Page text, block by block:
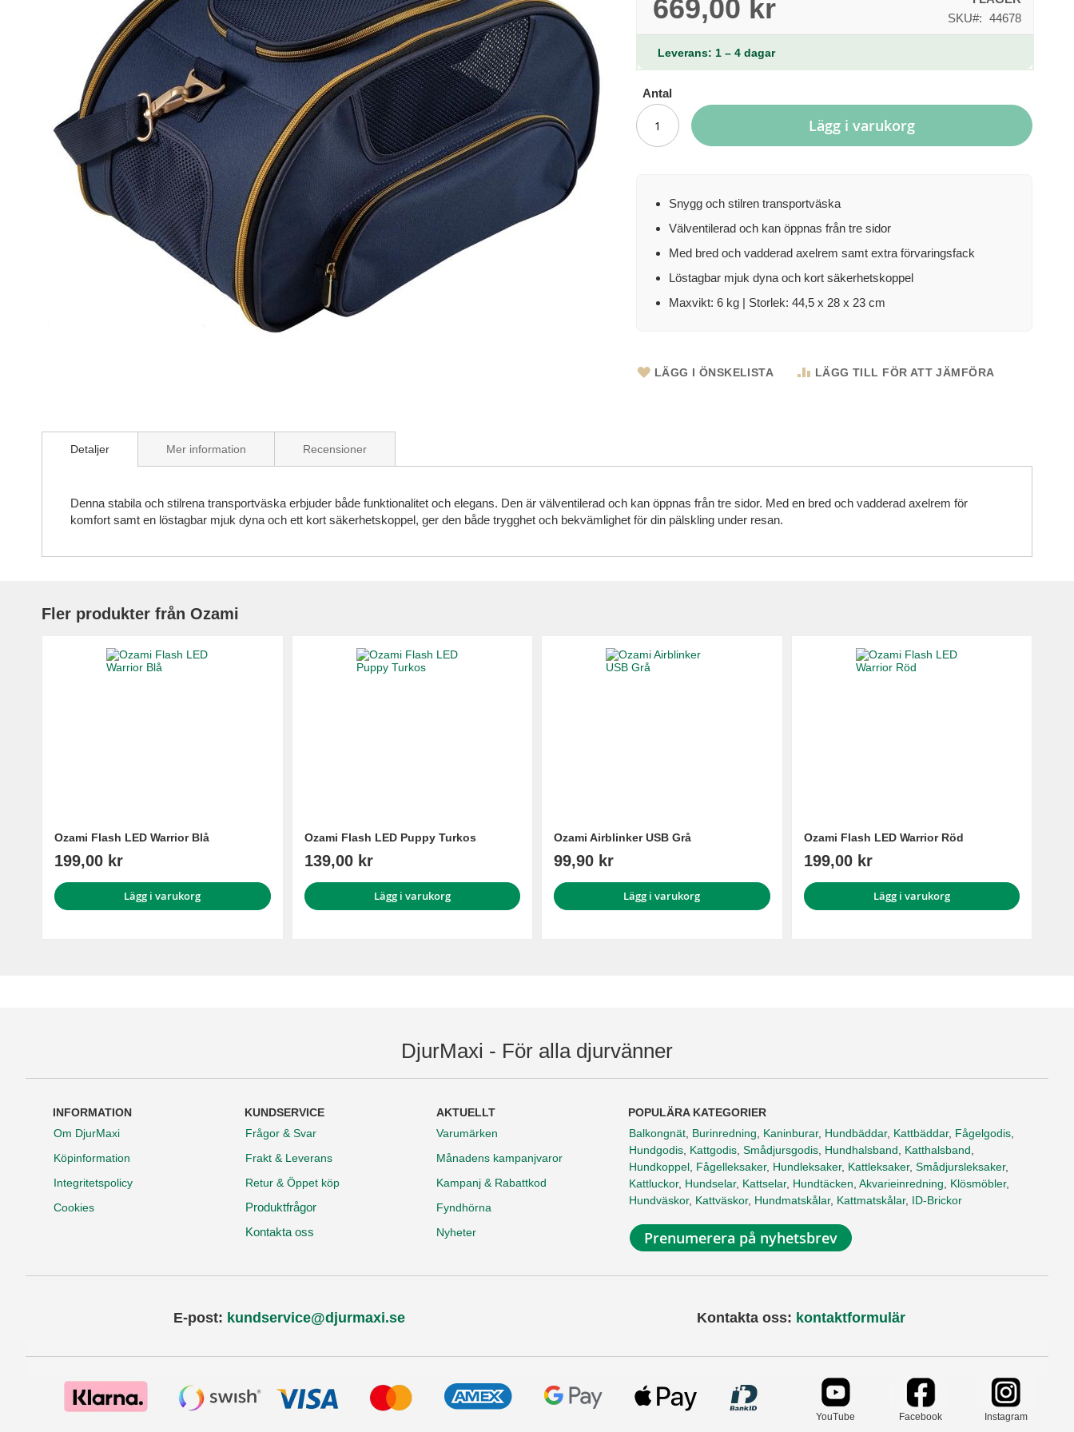
to
images
669,00 kr
SKU
44678
Leverans: 1 – 4 dagar
Antal
Lägg i varukorg
Snygg och stilren transportväska
Välventilerad och kan öppnas från tre sidor
Med bred och vadderad axelrem samt extra förvaringsfack
Löstagbar mjuk dyna och kort säkerhetskoppel
Maxvikt: 6 kg | Storlek: 44,5 x 28 x 23 cm
LÄGG I ÖNSKELISTA LÄGG TILL FÖR ATT JÄMFÖRA
Detaljer
Denna stabila och stilrena transportväska erbjuder både funktionalitet och elegans. Den är välventilerad och kan öppnas från tre sidor. Med en bred och vadderad axelrem för
komfort samt en löstagbar mjuk dyna och ett kort säkerhetskoppel, ger den både trygghet och bekvämlighet för din pälskling under resan.
Mer information Recensioner
Fler produkter från Ozami
Ozami Flash LED Warrior Blå
199,00 kr
Lägg i varukorg
Ozami Flash LED Puppy Turkos
139,00 kr
Lägg i varukorg
Ozami Airblinker USB Grå
99,90 kr
Lägg i varukorg
Ozami Flash LED Warrior Röd
199,00 kr
Lägg i varukorg
DjurMaxi - För alla djurvänner
INFORMATION
Om DjurMaxi
Köpinformation
Integritetspolicy
Cookies
KUNDSERVICE
Frågor & Svar
Frakt & Leverans
Retur & Öppet köp
Produktfrågor
Kontakta oss
AKTUELLT
Varumärken
Månadens kampanjvaror
Kampanj & Rabattkod
Fyndhörna
Nyheter
POPULÄRA KATEGORIER
Balkongnät Burinredning Kaninburar, Hundbäddar, Kattbäddar, Fågelgodis
Hundgodis Kattgodis Smådjursgodis Hundhalsband Katthalsband
Hundkoppel Fågelleksaker, Hundleksaker, Kattleksaker, Smådjursleksaker,
Kattluckor, Hundselar, Kattselar, Hundtäcken Akvarieinredning Klösmöbler,
Hundväskor, Kattväskor, Hundmatskålar, Kattmatskålar, ID-Brickor
Prenumerera på nyhetsbrev
E-post: kundservice@djurmaxi.se Kontakta oss: kontaktformulär
YouTube Facebook Instagram